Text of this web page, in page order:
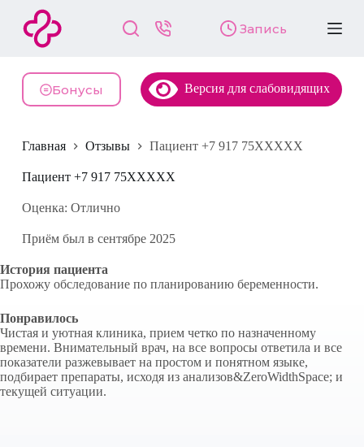
й
и
у
и
Запись
Бонусы Версия для слабовидящих
Главная Отзывы Пациент +7 917 75XXXXX
Пациент +7 917 75XXXXX
Оценка: Отлично
Приём был в сентябре 2025
История пациента
Прохожу обследование по планированию беременности.
Понравилось
Чистая и уютная клиника, прием четко по назначенному
времени. Внимательный врач, на все вопросы ответила и все
показатели разжевывает на простом и понятном языке,
подбирает препараты, исходя из анализов&ZeroWidthSpace; и
текущей ситуации.